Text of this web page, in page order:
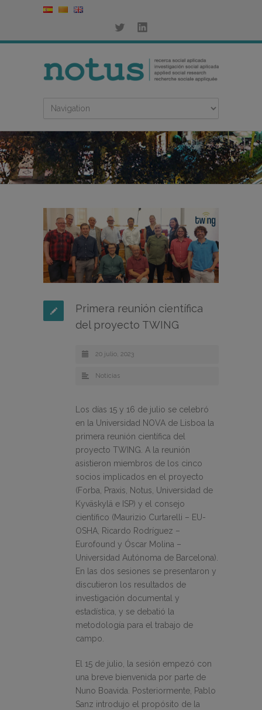
Primera reunión científica
del proyecto TWING
20 julio, 2023
Noticias
Los días 15 y 16 de julio se celebró
en la Universidad NOVA de Lisboa la
primera reunión científica del
proyecto TWING. A la reunión
asistieron miembros de los cinco
socios implicados en el proyecto
(Forba, Praxis, Notus, Universidad de
Kyväskylä e ISP) y el consejo
científico (Maurizio Curtarelli – EU-
OSHA, Ricardo Rodríguez –
Eurofound y Óscar Molina –
Universidad Autónoma de Barcelona).
En las dos sesiones se presentaron y
discutieron los resultados de
investigación documental y
estadística, y se debatió la
metodología para el trabajo de
campo.
El 15 de julio, la sesión empezó con
una breve bienvenida por parte de
Nuno Boavida. Posteriormente, Pablo
Sanz introdujo el propósito de la